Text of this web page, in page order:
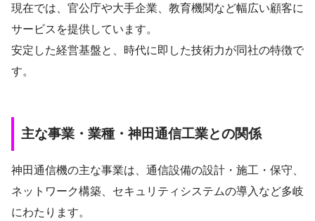
現在では、官公庁や大手企業、教育機関など幅広い顧客に
サービスを提供しています。
安定した経営基盤と、時代に即した技術力が同社の特徴で
す。
主な事業・業種・神田通信工業との関係
神田通信機の主な事業は、通信設備の設計・施工・保守、
ネットワーク構築、セキュリティシステムの導入など多岐
にわたります。